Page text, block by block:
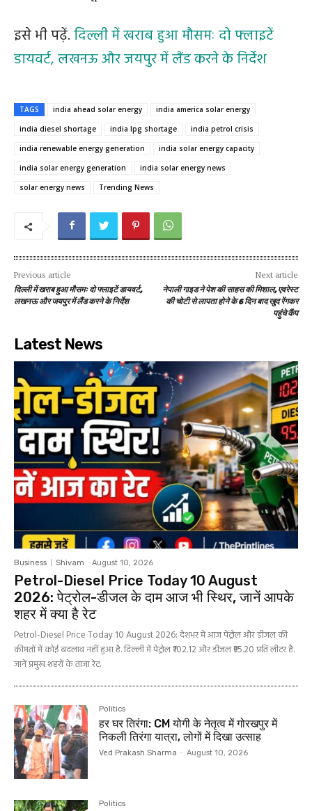
इसे भी पढ़ें.दिल्ली में खराब हुआ मौसमः दो फ्लाइटें
डायवर्ट, लखनऊ और जयपुर में लैंड करने के निर्देश
TAGS india ahead solar energy
india america solar energy
india diesel shortage
india lpg shortage
india petrol crisis
india renewable energy generation
india solar energy capacity
india solar energy generation
india solar energy news
solar energy news
Trending News
Previous article
दिल्ली में खराब हुआ मौसमः दो फ्लाइटें डायवर्ट,
लखनऊ और जयपुर में लैंड करने के निर्देश
Next article
नेपाली गाइड ने पेश की साहस की मिशाल, एवरेस्ट
की चोटी से लापता होने के 6 दिन बाद खुद रेंगकर
पहुंचे कैंप
Latest News
Business Shivam - August 10, 2026
Petrol-Diesel Price Today 10 August
2026: पेट्रोल-डीजल के दाम आज भी स्थिर, जानें आपके
शहर में क्या है रेट
Petrol-Diesel Price Today 10 August 2026: देशभर में आज पेट्रोल और डीजल की
कीमतों में कोई बदलाव नहीं हुआ है. दिल्ली में पेट्रोल ₹102.12 और डीजल ₹95.20 प्रति लीटर है.
जानें प्रमुख शहरों के ताजा रेट.
Politics
हर घर तिरंगा: CM योगी के नेतृत्व में गोरखपुर में
निकली तिरंगा यात्रा, लोगों में दिखा उत्साह
Ved Prakash Sharma - August 10, 2026
Politics